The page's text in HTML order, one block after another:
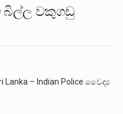
බිල්ල වකුගඩු
Lanka – Indian Police වෛද්‍ය